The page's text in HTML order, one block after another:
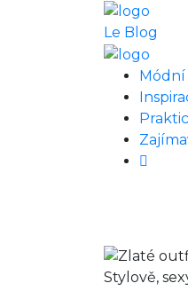
Le Blog
Stylově,